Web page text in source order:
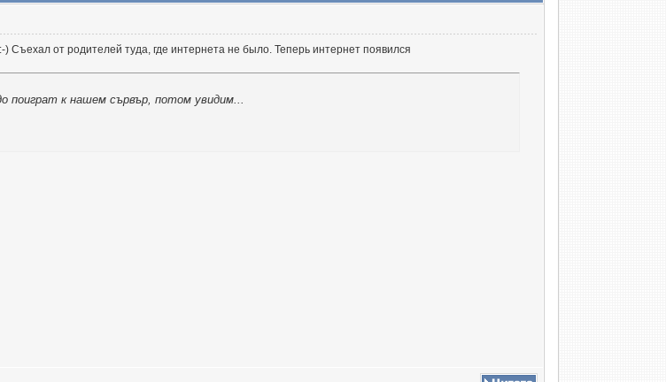
) Съехал от родителей туда, где интернета не было. Теперь интернет появился
поиграт к нашем сървър, потом увидим...